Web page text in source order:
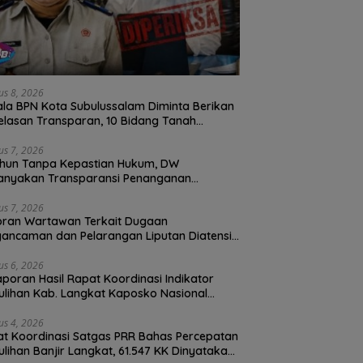
8, 2026
BPN Kota Subulussalam Diminta Berikan
Transparan, 10 Bidang Tanah
7, 2026
Tanpa Kepastian Hukum, DW
Transparansi Penanganan
7, 2026
Wartawan Terkait Dugaan
dan Pelarangan Liputan Diatensi
6, 2026
Hasil Rapat Koordinasi Indikator
Kab. Langkat Kaposko Nasional
4, 2026
Koordinasi Satgas PRR Bahas Percepatan
Banjir Langkat, 61.547 KK Dinyatakan